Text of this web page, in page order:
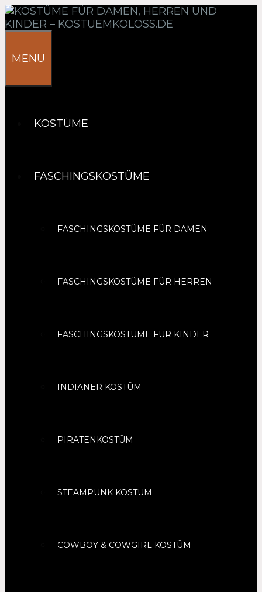
Springe
zum
MENÜ
KOSTÜME
FASCHINGSKOSTÜME
FASCHINGSKOSTÜME FÜR DAMEN
FASCHINGSKOSTÜME FÜR HERREN
FASCHINGSKOSTÜME FÜR KINDER
INDIANER KOSTÜM
PIRATENKOSTÜM
STEAMPUNK KOSTÜM
COWBOY & COWGIRL KOSTÜM